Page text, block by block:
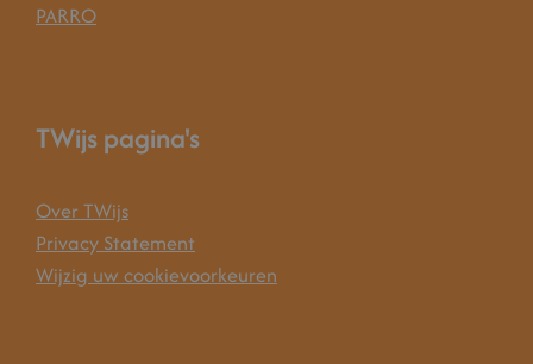
PARRO
TWijs pagina's
Over TWijs
Privacy Statement
Wijzig uw cookievoorkeuren